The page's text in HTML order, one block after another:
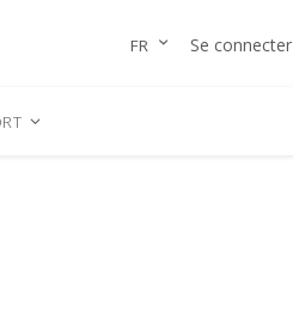
Allez
LANGUE
FR Se connecter